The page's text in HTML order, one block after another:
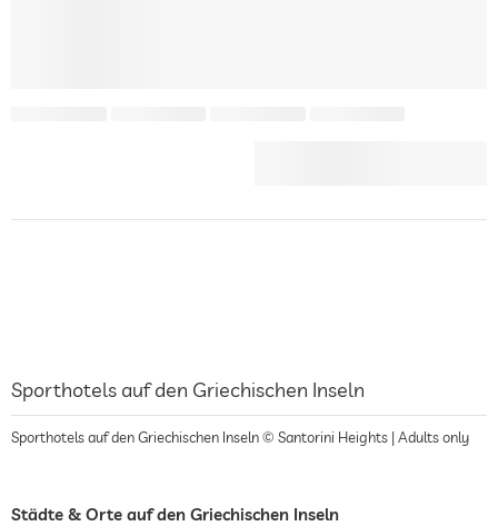
Sporthotels auf den Griechischen Inseln
Sporthotels auf den Griechischen Inseln © Santorini Heights | Adults only
Städte & Orte auf den Griechischen Inseln